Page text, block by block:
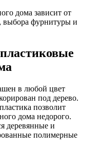
дома зависит от
выбора фурнитуры и
в любой цвет
под дерево.
позволит
дома недорого.
деревянные и
полимерные